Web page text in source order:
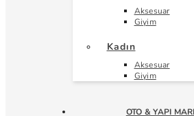
Aksesuar
Giyim
Kadın
Aksesuar
Giyim
OTO & YAPI